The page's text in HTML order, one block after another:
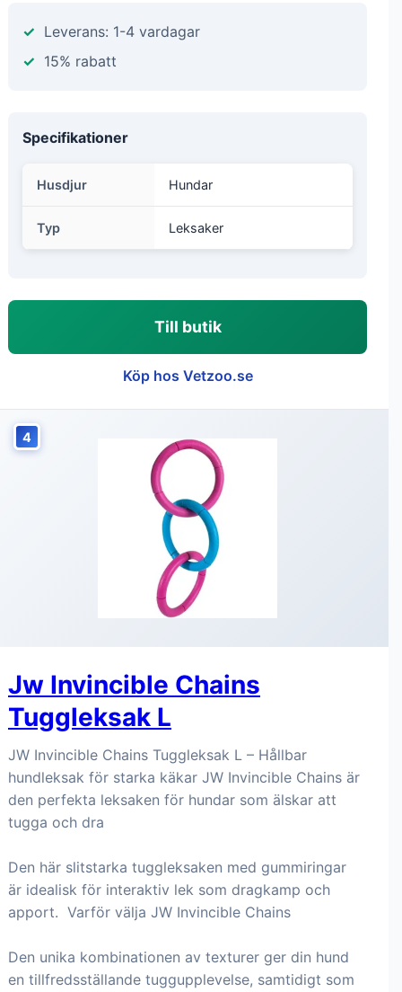
Leverans: 1-4 vardagar
15% rabatt
Specifikationer
Husdjur Hundar
Typ Leksaker
Till butik
Köp hos Vetzoo.se
4
Jw Invincible Chains
Tuggleksak L
JW Invincible Chains Tuggleksak L – Hållbar
hundleksak för starka käkar JW Invincible Chains är
den perfekta leksaken för hundar som älskar att
tugga och dra
Den här slitstarka tuggleksaken med gummiringar
är idealisk för interaktiv lek som dragkamp och
apport. Varför välja JW Invincible Chains
Den unika kombinationen av texturer ger din hund
en tillfredsställande tuggupplevelse, samtidigt som